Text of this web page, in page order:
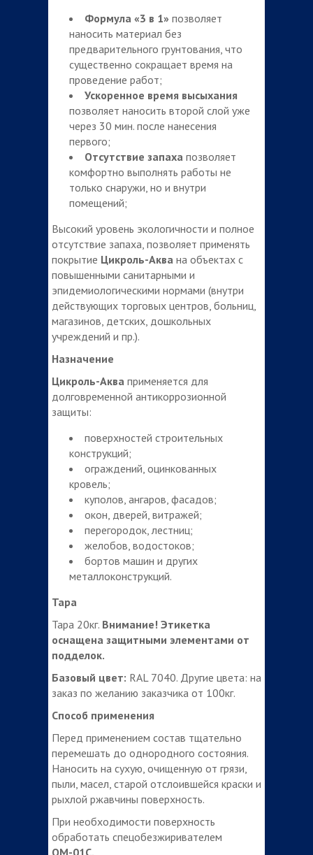
Формула «3 в 1» позволяет
наносить материал без
предварительного грунтования, что
существенно сокращает время на
проведение работ;
Ускоренное время высыхания
позволяет наносить второй слой уже
через 30 мин. после нанесения
первого;
Отсутствие запаха позволяет
комфортно выполнять работы не
только снаружи, но и внутри
помещений;
Высокий уровень экологичности и полное
отсутствие запаха, позволяет применять
покрытие Цикроль-Аква на объектах с
повышенными санитарными и
эпидемиологическими нормами (внутри
действующих торговых центров, больниц,
магазинов, детских, дошкольных
учреждений и пр.).
Назначение
Цикроль-Аква применяется для
долговременной антикоррозионной
защиты:
поверхностей строительных
конструкций;
ограждений, оцинкованных
кровель;
куполов, ангаров, фасадов;
окон, дверей, витражей;
перегородок, лестниц;
желобов, водостоков;
бортов машин и других
металлоконструкций.
Тара
Тара 20кг. Внимание! Этикетка
оснащена защитными элементами­ от
подделок.
Базовый цвет: RAL 7040. Другие цвета: на
заказ по желанию заказчика от 100кг.
Способ применения
Перед применением состав тщательно
перемешать до однородного состояния.
Наносить на сухую, очищенную от грязи,
пыли, масел, старой отслоившейся краски и
рыхлой ржавчины поверхность.
При необходимости поверхность
обработать спецобезжиривателем
ОМ-01С.